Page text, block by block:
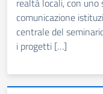
realtà locali, con
comunicazione
centrale del
i progetti […]